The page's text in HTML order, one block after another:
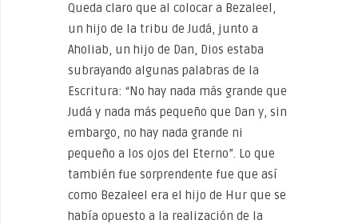
Queda claro que al colocar a Bezaleel,
un hijo de la tribu de Judá, junto a
Aholiab, un hijo de Dan, Dios estaba
subrayando algunas palabras de la
Escritura: “No hay nada más grande que
Judá y nada más pequeño que Dan y, sin
embargo, no hay nada grande ni
pequeño a los ojos del Eterno”. Lo que
también fue sorprendente fue que así
como Bezaleel era el hijo de Hur que se
había opuesto a la realización de la